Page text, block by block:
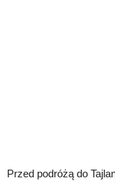
Przed podróżą do